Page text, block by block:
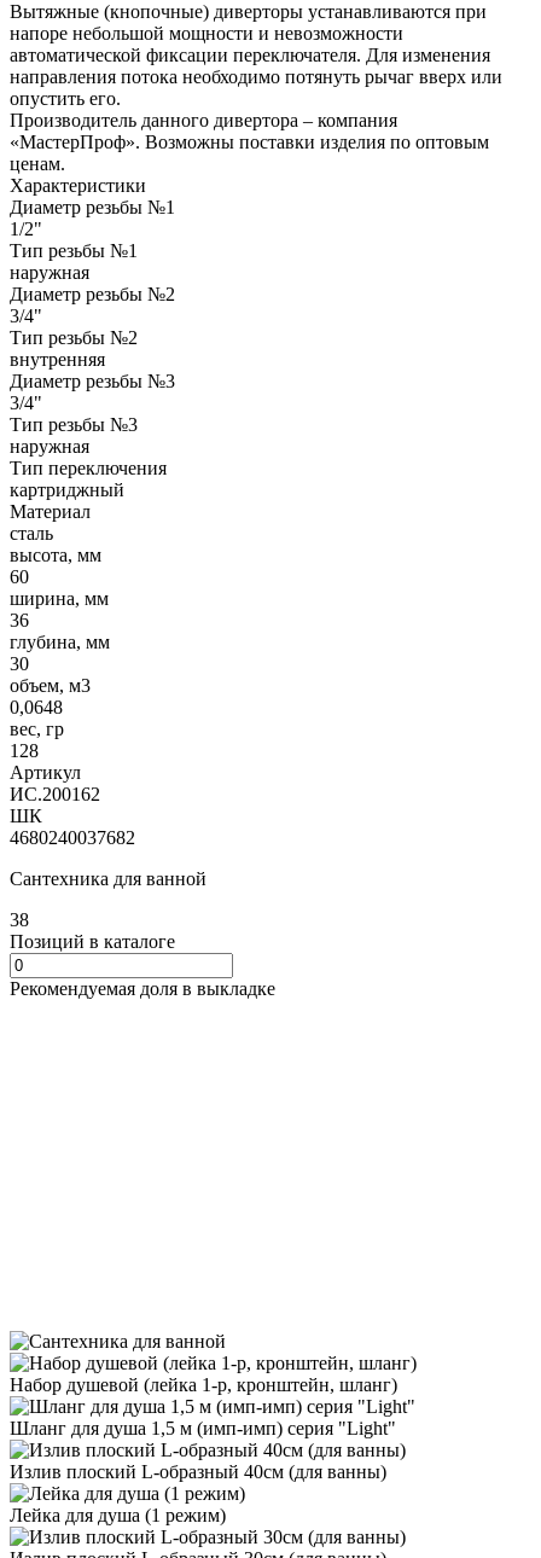
Вытяжные (кнопочные) диверторы устанавливаются при
напоре небольшой мощности и невозможности
автоматической фиксации переключателя. Для изменения
направления потока необходимо потянуть рычаг вверх или
опустить его.
Производитель данного дивертора – компания
«МастерПроф». Возможны поставки изделия по оптовым
ценам.
Характеристики
Диаметр резьбы №1
1/2"
Тип резьбы №1
наружная
Диаметр резьбы №2
3/4"
Тип резьбы №2
внутренняя
Диаметр резьбы №3
3/4"
Тип резьбы №3
наружная
Тип переключения
картриджный
Материал
сталь
высота, мм
60
ширина, мм
36
глубина, мм
30
объем, м3
0,0648
вес, гр
128
Артикул
ИС.200162
ШК
4680240037682
Сантехника для ванной
38
Позиций в каталоге
Рекомендуемая доля в выкладке
Набор душевой (лейка 1-р, кронштейн, шланг)
Шланг для душа 1,5 м (имп-имп) серия "Light"
Излив плоский L-образный 40см (для ванны)
Лейка для душа (1 режим)